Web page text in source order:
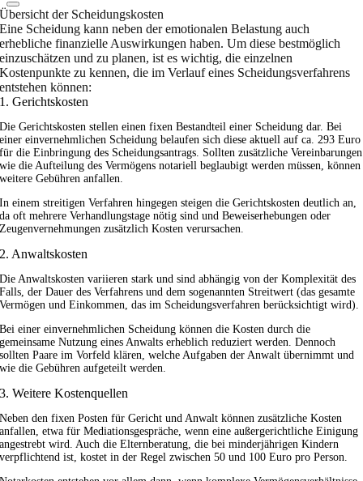
Übersicht der Scheidungskosten
Eine Scheidung kann neben der emotionalen Belastung auch
erhebliche finanzielle Auswirkungen haben. Um diese bestmöglich
einzuschätzen und zu planen, ist es wichtig, die einzelnen
Kostenpunkte zu kennen, die im Verlauf eines Scheidungsverfahrens
entstehen können:
1. Gerichtskosten
Die Gerichtskosten stellen einen fixen Bestandteil einer Scheidung dar. Bei
einer einvernehmlichen Scheidung belaufen sich diese aktuell auf ca. 293 Euro
für die Einbringung des Scheidungsantrags. Sollten zusätzliche Vereinbarungen
wie die Aufteilung des Vermögens notariell beglaubigt werden müssen, können
weitere Gebühren anfallen.
In einem streitigen Verfahren hingegen steigen die Gerichtskosten deutlich an,
da oft mehrere Verhandlungstage nötig sind und Beweiserhebungen oder
Zeugenvernehmungen zusätzlich Kosten verursachen.
2. Anwaltskosten
Die Anwaltskosten variieren stark und sind abhängig von der Komplexität des
Falls, der Dauer des Verfahrens und dem sogenannten Streitwert (das gesamte
Vermögen und Einkommen, das im Scheidungsverfahren berücksichtigt wird).
Bei einer einvernehmlichen Scheidung können die Kosten durch die
gemeinsame Nutzung eines Anwalts erheblich reduziert werden. Dennoch
sollten Paare im Vorfeld klären, welche Aufgaben der Anwalt übernimmt und
wie die Gebühren aufgeteilt werden.
3. Weitere Kostenquellen
Neben den fixen Posten für Gericht und Anwalt können zusätzliche Kosten
anfallen, etwa für Mediationsgespräche, wenn eine außergerichtliche Einigung
angestrebt wird. Auch die Elternberatung, die bei minderjährigen Kindern
verpflichtend ist, kostet in der Regel zwischen 50 und 100 Euro pro Person.